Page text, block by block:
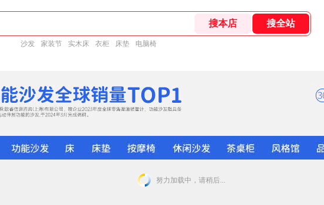
沙发 家装节 实木床 衣柜 床垫 电脑椅
努力加载中，请稍后...